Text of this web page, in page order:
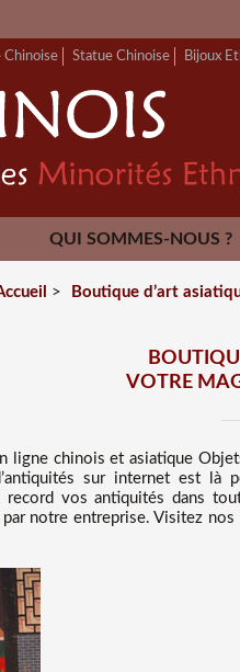
Chinoise Statue Chinoise Bijoux
QUI SOMMES-NOUS ?
> Boutique d’art
VOTRE
ligne chinois et asiatique
sur internet est
vos antiquités dans
notre entreprise. Visitez